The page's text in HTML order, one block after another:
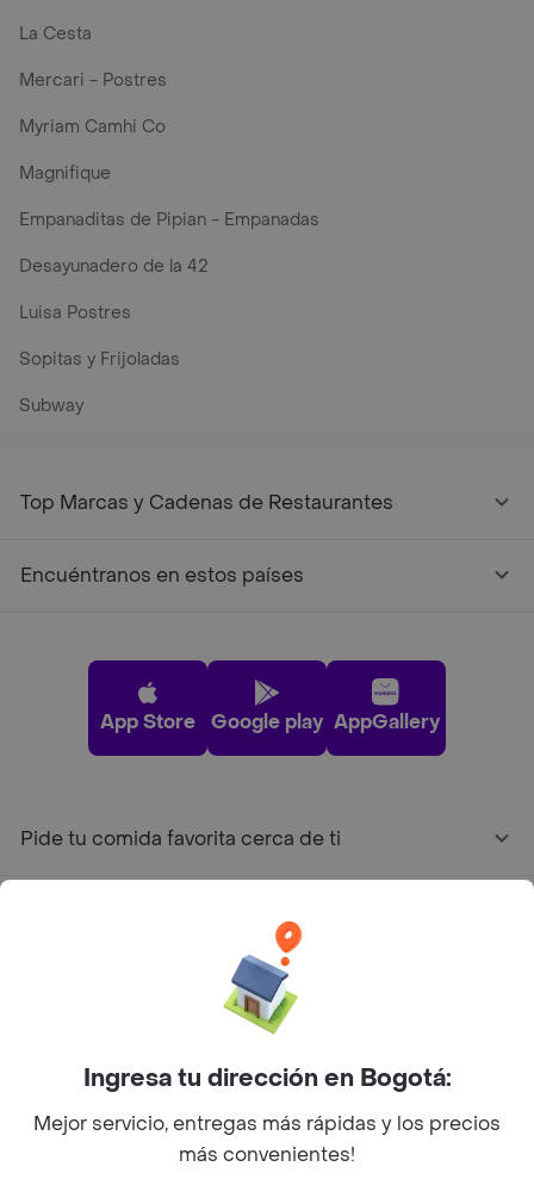
La Cesta
Mercari - Postres
Myriam Camhi Co
Magnifique
Empanaditas de Pipian - Empanadas
Desayunadero de la 42
Luisa Postres
Sopitas y Frijoladas
Subway
Top Marcas y Cadenas de Restaurantes
Encuéntranos en estos países
App Store Google play AppGallery
Pide tu comida favorita cerca de ti
Facebook
Twitter
Instagram
Ingresa tu dirección en Bogotá:
Mejor servicio, entregas más rápidas y los precios
más convenientes!